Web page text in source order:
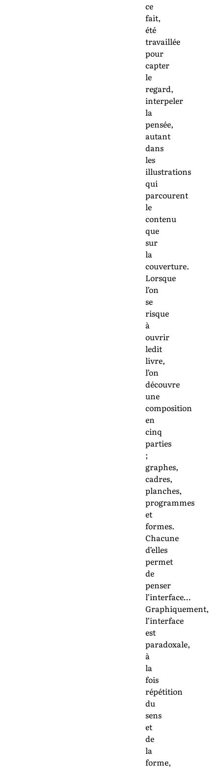
ce
fait,
été
travaillée
pour
capter
le
regard,
interpeler
la
pensée,
autant
dans
les
illustrations
qui
parcourent
le
contenu
que
sur
la
couverture.
Lorsque
l’on
se
risque
à
ouvrir
ledit
livre,
l’on
découvre
une
composition
en
cinq
parties
;
graphes,
cadres,
planches,
programmes
et
formes.
Chacune
d’elles
permet
de
penser
l’interface…
Graphiquement,
l’interface
est
paradoxale,
à
la
fois
répétition
du
sens
et
de
la
forme,